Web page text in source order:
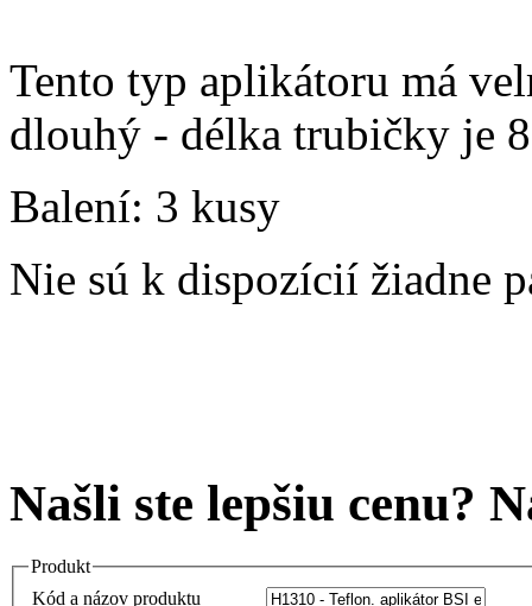
Tento typ aplikátoru má
dlouhý - délka trubičky je
Balení: 3 kusy
Nie sú k dispozícií žiadne
Našli ste lepšiu cenu?
Produkt
Kód a názov produktu